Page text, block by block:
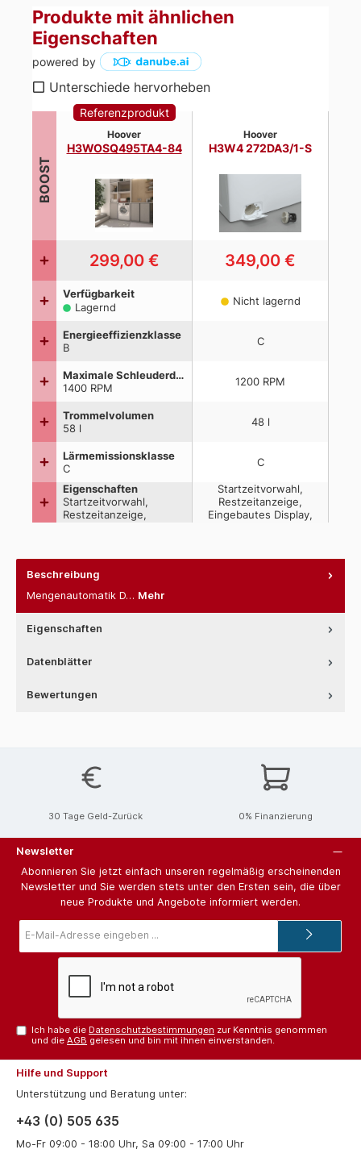
Beschreibung
Mengenautomatik D… Mehr
Eigenschaften
Datenblätter
Bewertungen
30 Tage Geld-Zurück 0% Finanzierung
Newsletter
Abonnieren Sie jetzt einfach unseren regelmäßig erscheinenden
Newsletter und Sie werden stets unter den Ersten sein, die über
neue Produkte und Angebote informiert werden.
Mail-
Ich habe die Datenschutzbestimmungen zur Kenntnis genommen
und dieAGB gelesen und bin mit ihnen einverstanden.
Hilfe und Support
Unterstützung und Beratung unter:
+43 (0) 505 635
Mo-Fr 09:00 - 18:00 Uhr, Sa 09:00 - 17:00 Uhr